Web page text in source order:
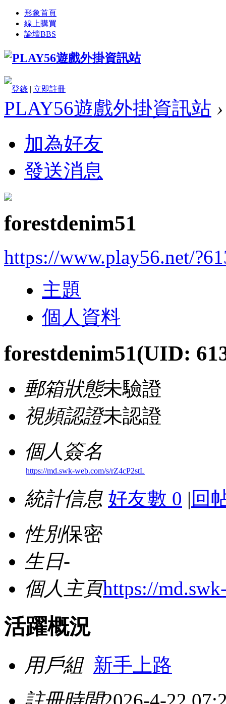
形象首頁
線上購買
論壇BBS
登錄 | 立即註冊
PLAY56遊戲外掛資訊站 ›
加為好友
發送消息
forestdenim51
https://www.play56.net/
主題
個人資料
forestdenim51(UID:
郵箱狀態未驗證
視頻認證未認證
個人簽名
https://md.swk-web.com/s/rZ4cP2stL
統計信息 好友數 0 | 回
性別保密
生日-
個人主頁https://
活躍概況
用戶組 新手上路